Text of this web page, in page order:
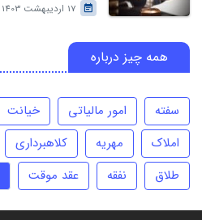
17 اردیبهشت 1403
همه چیز درباره
سفته امور مالیاتی خیانت
املاک
مهریه کلاهبرداری
طلاق
نفقه عقد موقت